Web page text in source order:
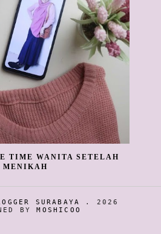
TIME WANITA SETELAH
MENIKAH
SURABAYA . 2026
BYMOSHICOO